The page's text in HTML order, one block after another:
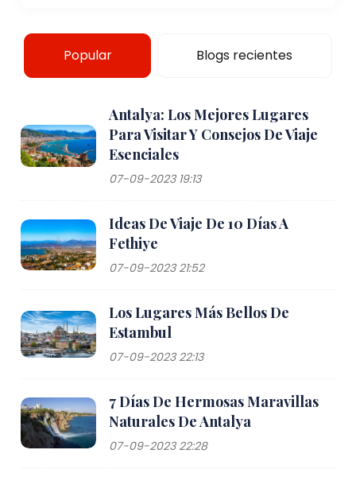
Popular Blogs recientes
Antalya: Los Mejores Lugares
Para Visitar Y Consejos De Viaje
Esenciales
07-09-2023 19:13
Ideas De Viaje De 10 Días A
Fethiye
07-09-2023 21:52
Los Lugares Más Bellos De
Estambul
07-09-2023 22:13
7 Días De Hermosas Maravillas
Naturales De Antalya
07-09-2023 22:28